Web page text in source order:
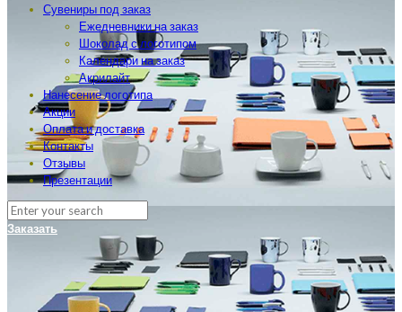
Сувениры под заказ
Ежедневники на заказ
Шоколад с логотипом
Календари на заказ
Акрилайт
Нанесение логотипа
Акции
Оплата и доставка
Контакты
Отзывы
Презентации
Заказать